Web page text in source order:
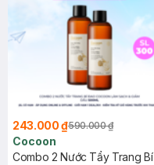
243.000 ₫590.000 ₫
Cocoon
Combo 2 Nước Tẩy Trang Bí